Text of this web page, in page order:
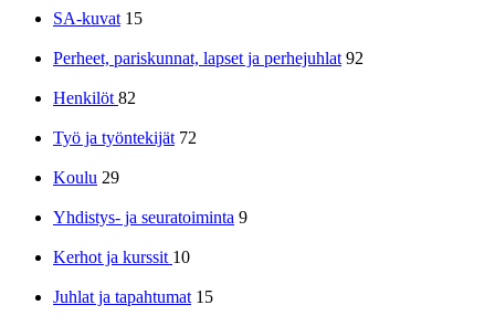
SA-kuvat 15
Perheet, pariskunnat, lapset ja perhejuhlat 92
Henkilöt82
Työ ja työntekijät 72
Koulu 29
Yhdistys- ja seuratoiminta 9
Kerhot ja kurssit 10
Juhlat ja tapahtumat 15